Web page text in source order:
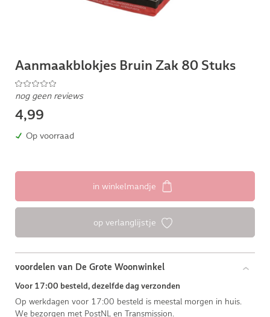
Aanmaakblokjes Bruin Zak 80 Stuks
nog geen reviews
4,99
Op voorraad
in winkelmandje
op verlanglijstje
voordelen van De Grote Woonwinkel
Voor 17:00 besteld, dezelfde dag verzonden
Op werkdagen voor 17:00 besteld is meestal morgen in huis.
We bezorgen met PostNL en Transmission.